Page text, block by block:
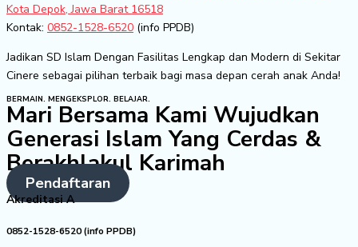
Kota Depok, Jawa Barat 16518
Kontak: 0852-1528-6520 (info PPDB)
Jadikan SD Islam Dengan Fasilitas Lengkap dan Modern di Sekitar
Cinere sebagai pilihan terbaik bagi masa depan cerah anak Anda!
BERMAIN. MENGEKSPLOR. BELAJAR.
Mari Bersama Kami Wujudkan
Generasi Islam Yang Cerdas &
Berakhlakul Karimah
Pendaftaran
Akreditasi A
0852-1528-6520 (info PPDB)